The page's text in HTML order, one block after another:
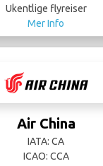
Ukentlige flyreiser
Mer Info
Air China
IATA: CA
ICAO: CCA